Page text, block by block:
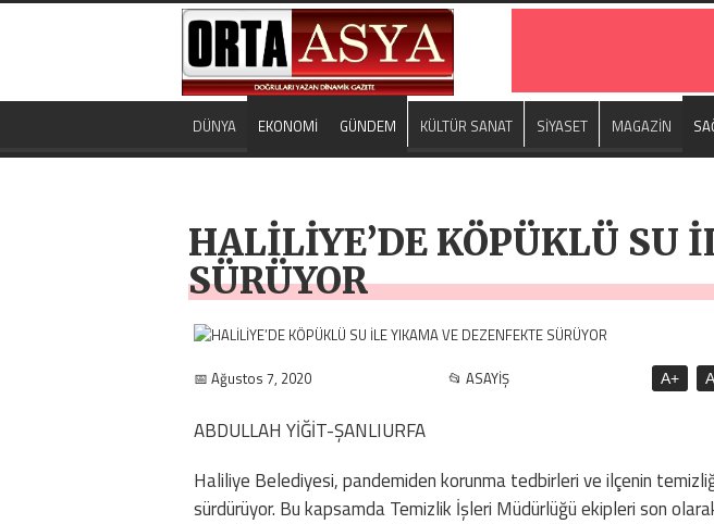
DÜNYA EKONOMİ GÜNDEM KÜLTÜR SANAT SİYASET MAGAZİN
HALİLİYE’DE KÖPÜKLÜ SU
SÜRÜYOR
📅 Ağustos 7, 2020 📂 ASAYİŞ A+
ABDULLAH YİĞİT-ŞANLIURFA
Haliliye Belediyesi, pandemiden korunma tedbirleri ve ilçenin temizliği
sürdürüyor. Bu kapsamda Temizlik İşleri Müdürlüğü ekipleri son